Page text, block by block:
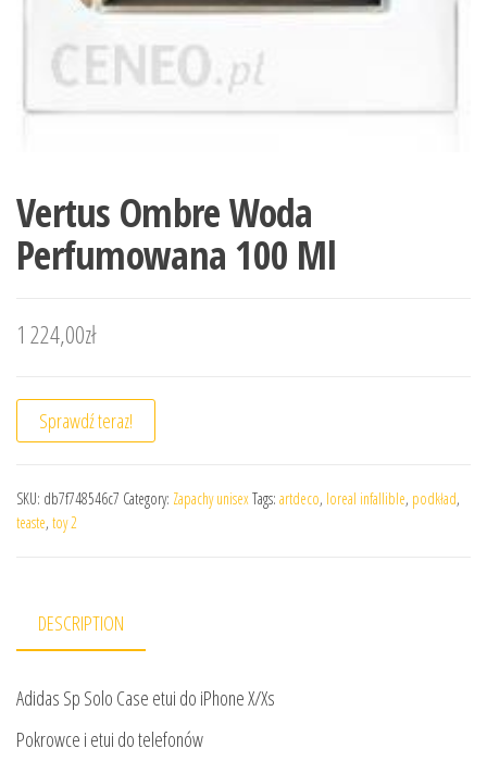
Vertus Ombre Woda
Perfumowana 100 Ml
1 224,00zł
Sprawdź teraz!
SKU: db7f748546c7 Category: Zapachy unisexTags: artdeco, loreal infallible, podkład,
teaste, toy 2
DESCRIPTION
Adidas Sp Solo Case etui do iPhone X/Xs
Pokrowce i etui do telefonów